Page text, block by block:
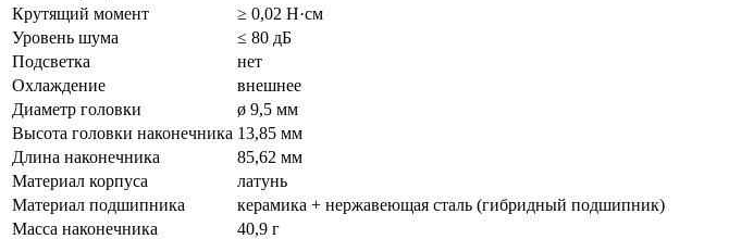
Крутящий момент
≥ 0,02 Н·см
Уровень шума
≤ 80 дБ
Подсветка
нет
Охлаждение
внешнее
Диаметр головки
ø 9,5 мм
Высота головки наконечника 13,85 мм
Длина наконечника
85,62 мм
Материал корпуса
латунь
Материал подшипника
керамика + нержавеющая сталь (гибридный подшипник)
Масса наконечника
40,9 г